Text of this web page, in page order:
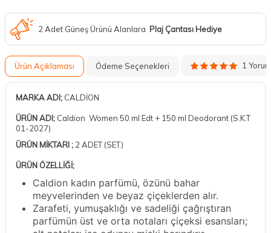
2 Adet Güneş Ürünü Alanlara Plaj Çantası Hediye
Ürün Açıklaması Ödeme Seçenekleri 1 Yorum
MARKA ADI; CALDİON
ÜRÜN ADI; Caldion Women 50 ml Edt + 150 ml Deodorant (S.K.T
01-2027)
ÜRÜN MİKTARI ; 2 ADET (SET)
ÜRÜN ÖZELLİĞİ;
Caldion kadın parfümü, özünü bahar
meyvelerinden ve beyaz çiçeklerden alır.
Zarafeti, yumuşaklığı ve sadeliği çağrıştıran
parfümün üst ve orta notaları çiçeksi esansları;